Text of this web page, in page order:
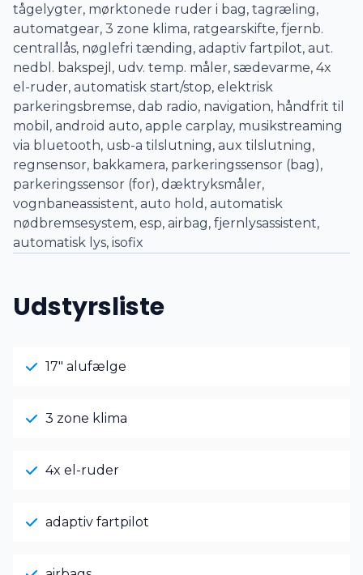
tågelygter, mørktonede ruder i bag, tagræling,
automatgear, 3 zone klima, ratgearskifte, fjernb.
centrallås, nøglefri tænding, adaptiv fartpilot, aut.
nedbl. bakspejl, udv. temp. måler, sædevarme, 4x
el-ruder, automatisk start/stop, elektrisk
parkeringsbremse, dab radio, navigation, håndfrit til
mobil, android auto, apple carplay, musikstreaming
via bluetooth, usb-a tilslutning, aux tilslutning,
regnsensor, bakkamera, parkeringssensor (bag),
parkeringssensor (for), dæktryksmåler,
vognbaneassistent, auto hold, automatisk
nødbremsesystem, esp, airbag, fjernlysassistent,
automatisk lys, isofix
Udstyrsliste
17" alufælge
3 zone klima
4x el-ruder
adaptiv fartpilot